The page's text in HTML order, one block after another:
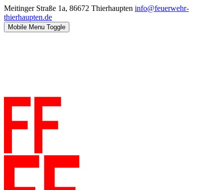
Meitinger Straße 1a, 86672 Thierhaupten info@feuerwehr-
thierhaupten.de
Mobile Menu Toggle